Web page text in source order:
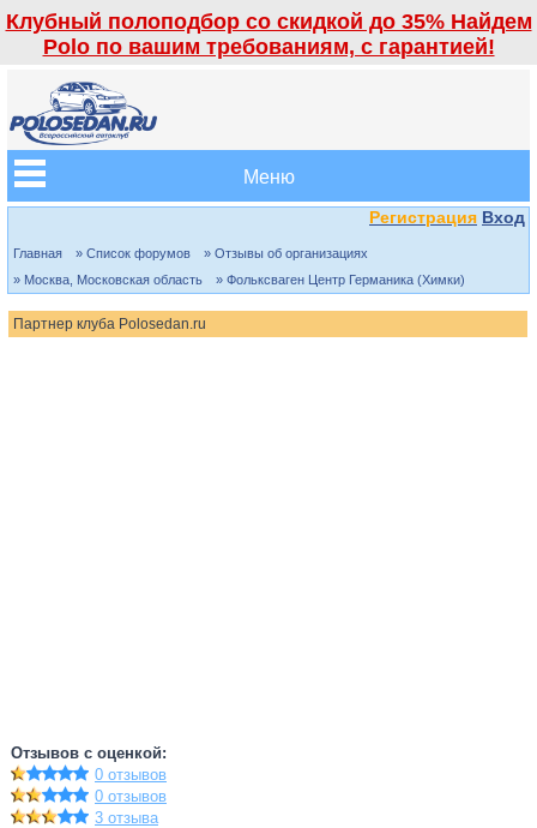
Клубный полоподбор со скидкой до 35% Найдем
Polo по вашим требованиям, с гарантией!
Меню
Регистрация Вход
Главная » Список форумов
» Отзывы об организациях
» Москва, Московская область
» Фольксваген Центр Германика (Химки)
Партнер клуба Polosedan.ru
Отзывов с оценкой:
0 отзывов
0 отзывов
3 отзыва